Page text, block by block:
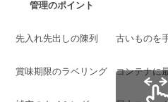
管理のポイント
先入れ先出しの陳列 古いものを
賞味期限のラベリング コンテナに